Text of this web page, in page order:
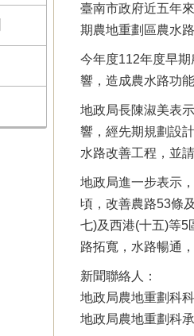
臺南市政府近五年
期農地重劃區農水
今年度112年度早
響，造成農水路功
地政局長陳淑美表
響，經先期規劃設
水路改善工程，並
地政局進一步表示
頃，改善農路53條
七)及西港(十五)等5
路拓寬，水路暢通
新聞聯絡人：
地政局農地重劃
地政局農地重劃科